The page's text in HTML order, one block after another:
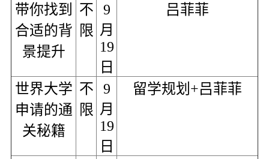
带你找到
合适的背
景提升
不
限
9
月
19
日
吕菲菲
世界大学
申请的通
关秘籍
不
限
9
月
19
日
留学规划+吕菲菲